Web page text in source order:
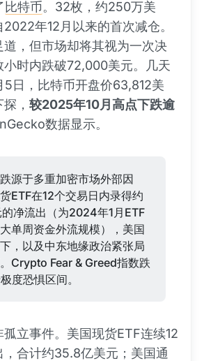
比特币。32枚，约250万美
年12月以来的首次减仓。
道，但市场却将其视为一次决
小时内跌破72,000美元。几天
日，比特币开盘价63,812美
， 较2025年10月高点下跌逾
数据显示。
源于多重加密市场外部因
ETF在12个交易日内录得约
净流出（为2024年1月ETF
单周资金外流规模），美国
，以及中东地缘政治紧张局
Crypto Fear & Greed指数跌
度恐惧区间。
立事件。美国现货ETF连续12
合计约35.8亿美元；美国通